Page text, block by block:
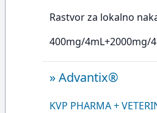
Rastvor za lokalno
400mg/4mL+2000mg/
»Advantix®
KVP PHARMA +